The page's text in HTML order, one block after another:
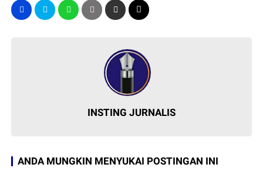
INSTING JURNALIS
ANDA MUNGKIN MENYUKAI POSTINGAN INI